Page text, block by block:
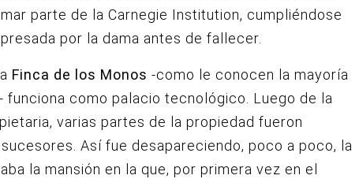
parte de la Carnegie Institution, cumpliéndose
por la dama antes de fallecer.
Finca de los Monos -como le conocen la mayoría
funciona como palacio tecnológico. Luego de la
varias partes de la propiedad fueron
Así fue desapareciendo, poco a poco, la
la mansión en la que, por primera vez en el